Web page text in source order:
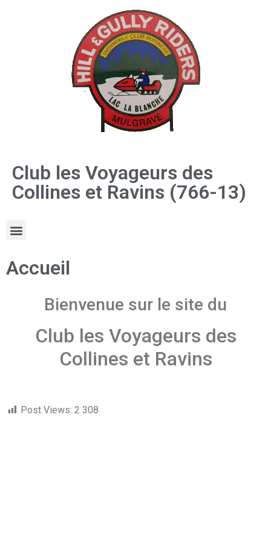
Club les Voyageurs des
Collines et Ravins (766-13)
Accueil
Bienvenue sur le site du
Club les Voyageurs des
Collines et Ravins
Post Views: 2 308